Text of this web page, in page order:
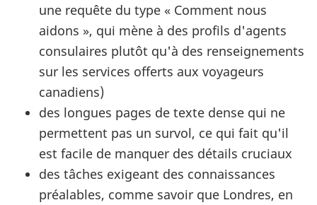
une requête du type « Comment nous
aidons », qui mène à des profils d'agents
consulaires plutôt qu'à des renseignements
sur les services offerts aux voyageurs
canadiens)
des longues pages de texte dense qui ne
permettent pas un survol, ce qui fait qu'il
est facile de manquer des détails cruciaux
des tâches exigeant des connaissances
préalables, comme savoir que Londres, en